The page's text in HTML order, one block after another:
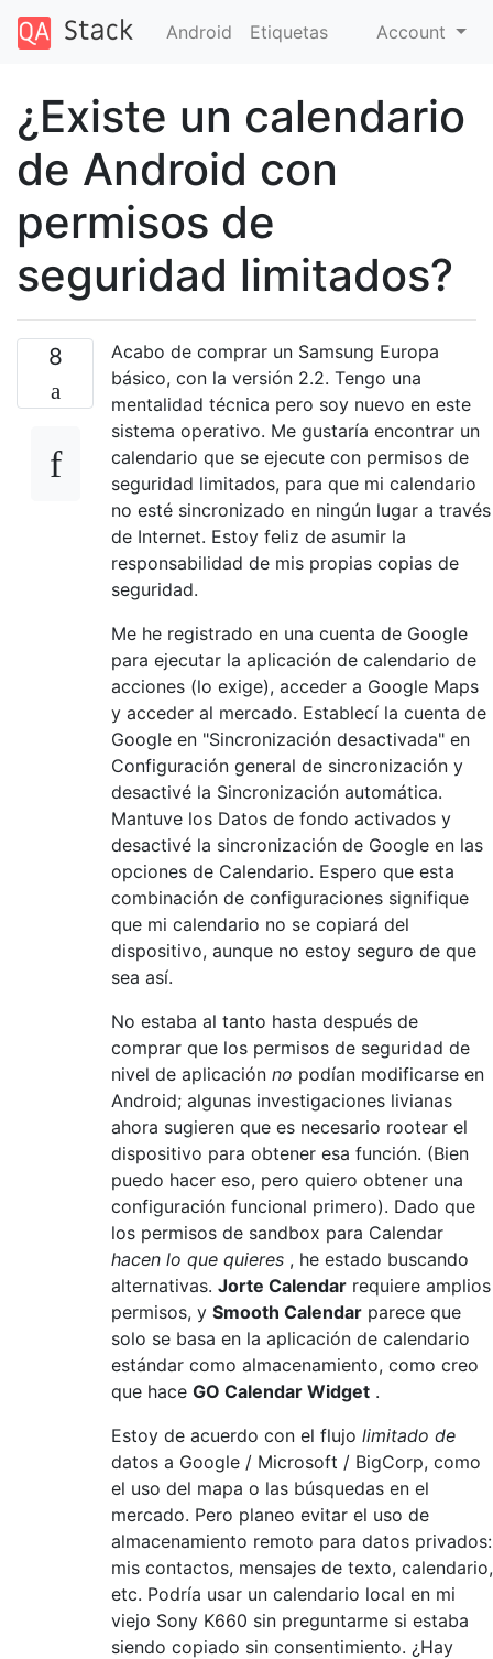
Android Etiquetas Account
¿Existe un calendario
de Android con
permisos de
seguridad limitados?
8
Acabo de comprar un Samsung Europa
básico, con la versión 2.2. Tengo una
mentalidad técnica pero soy nuevo en este
sistema operativo. Me gustaría encontrar un
calendario que se ejecute con permisos de
seguridad limitados, para que mi calendario
no esté sincronizado en ningún lugar a través
de Internet. Estoy feliz de asumir la
responsabilidad de mis propias copias de
seguridad.
Me he registrado en una cuenta de Google
para ejecutar la aplicación de calendario de
acciones (lo exige), acceder a Google Maps
y acceder al mercado. Establecí la cuenta de
Google en "Sincronización desactivada" en
Configuración general de sincronización y
desactivé la Sincronización automática.
Mantuve los Datos de fondo activados y
desactivé la sincronización de Google en las
opciones de Calendario. Espero que esta
combinación de configuraciones signifique
que mi calendario no se copiará del
dispositivo, aunque no estoy seguro de que
sea así.
No estaba al tanto hasta después de
comprar que los permisos de seguridad de
nivel de aplicación no podían modificarse en
Android; algunas investigaciones livianas
ahora sugieren que es necesario rootear el
dispositivo para obtener esa función. (Bien
puedo hacer eso, pero quiero obtener una
configuración funcional primero). Dado que
los permisos de sandbox para Calendar
hacen lo que quieres , he estado buscando
alternativas. Jorte Calendar requiere amplios
permisos, y Smooth Calendar parece que
solo se basa en la aplicación de calendario
estándar como almacenamiento, como creo
que hace GO Calendar Widget .
Estoy de acuerdo con el flujo limitado de
datos a Google / Microsoft / BigCorp, como
el uso del mapa o las búsquedas en el
mercado. Pero planeo evitar el uso de
almacenamiento remoto para datos privados:
mis contactos, mensajes de texto, calendario,
etc. Podría usar un calendario local en mi
viejo Sony K660 sin preguntarme si estaba
siendo copiado sin consentimiento. ¿Hay